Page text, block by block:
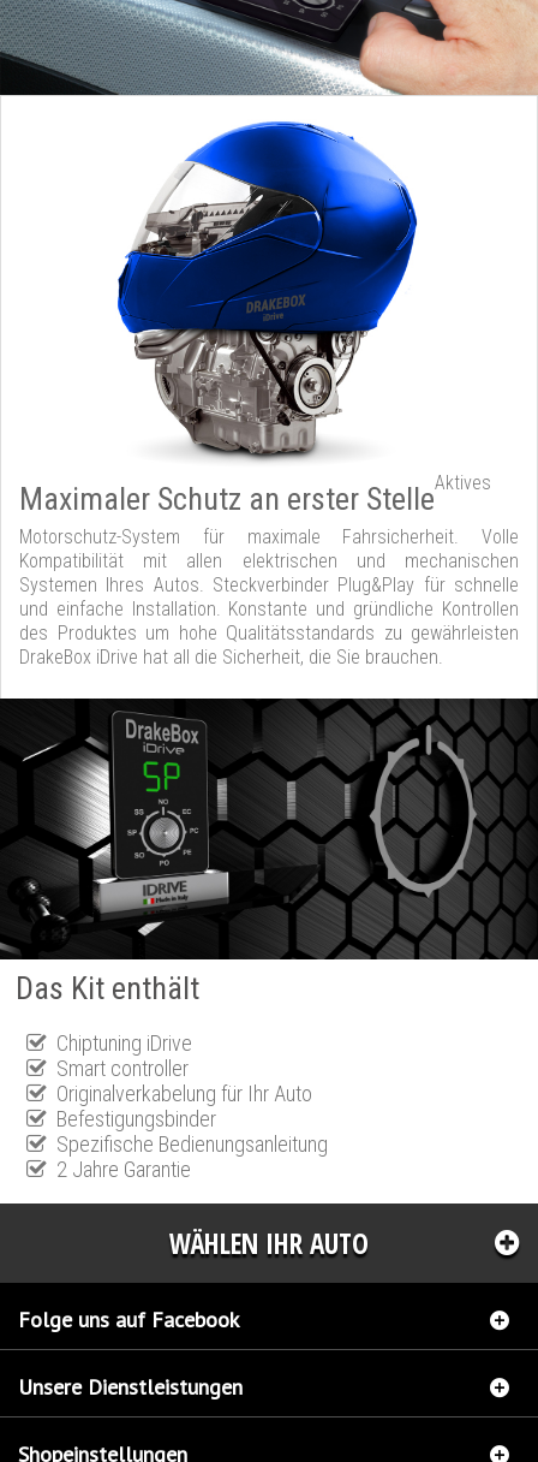
Maximaler Schutz an erster StelleAktives
Motorschutz-System für maximale Fahrsicherheit. Volle
Kompatibilität mit allen elektrischen und mechanischen
Systemen Ihres Autos. Steckverbinder Plug&Play für schnelle
und einfache Installation. Konstante und gründliche Kontrollen
des Produktes um hohe Qualitätsstandards zu gewährleisten
DrakeBox iDrive hat all die Sicherheit, die Sie brauchen.
Das Kit enthält
Chiptuning iDrive
Smart controller
Originalverkabelung für Ihr Auto
Befestigungsbinder
Spezifische Bedienungsanleitung
2 Jahre Garantie
WÄHLEN IHR AUTO
Folge uns auf Facebook
Unsere Dienstleistungen
Shopeinstellungen